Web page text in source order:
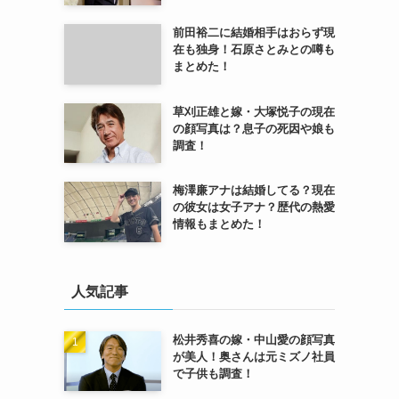
前田裕二に結婚相手はおらず現
在も独身！石原さとみとの噂も
まとめた！
草刈正雄と嫁・大塚悦子の現在
の顔写真は？息子の死因や娘も
調査！
梅澤廉アナは結婚してる？現在
の彼女は女子アナ？歴代の熱愛
情報もまとめた！
人気記事
松井秀喜の嫁・中山愛の顔写真
が美人！奥さんは元ミズノ社員
で子供も調査！